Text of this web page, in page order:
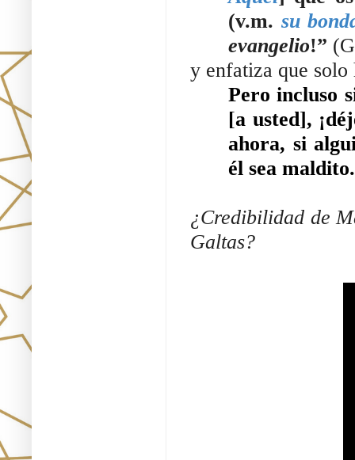
(v.m. su
evangelio!”
y enfatiza que
Pero incluso
[a usted],
ahora, si
él sea maldito.
¿Credibilidad de
Galtas?